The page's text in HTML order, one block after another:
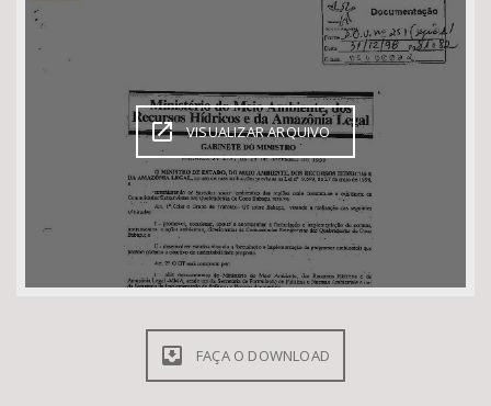
Tema
Área de Levantamento VISUALIZAR ARQUIVO
FAÇA O DOWNLOAD